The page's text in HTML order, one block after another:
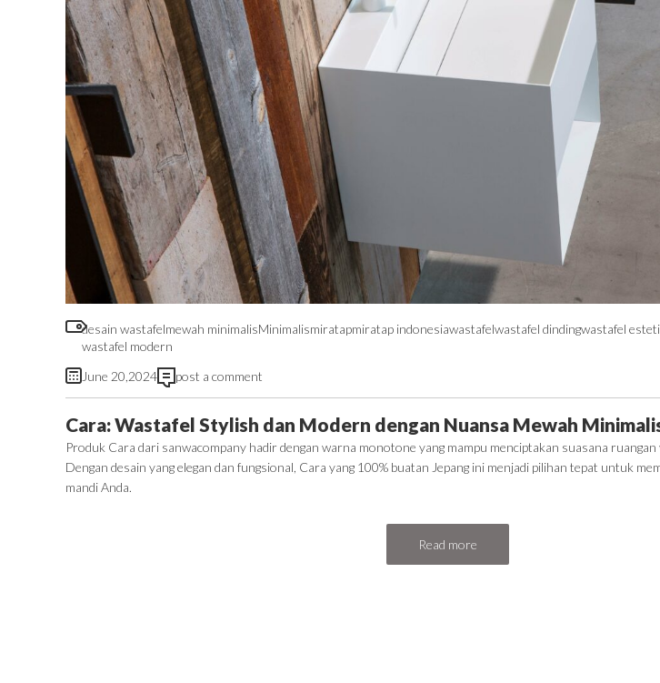
desain wastafelmewah minimalisMinimalismiratapmiratap indonesiawastafelwastafel dindingwastafel
wastafel modern
June 20,2024
post a comment
Cara: Wastafel Stylish dan Modern dengan Nuansa Mewah
Produk Cara dari sanwacompany hadir dengan warna monotone yang mampu menciptakan suasana
Dengan desain yang elegan dan fungsional, Cara yang 100% buatan Jepang ini menjadi pilihan tepat untuk
mandi Anda.
Read more